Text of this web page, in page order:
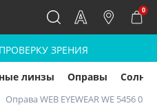
0
ЗРЕНИЯ
линзы Оправы
Оправа WEB EYEWEAR WE 5456 020